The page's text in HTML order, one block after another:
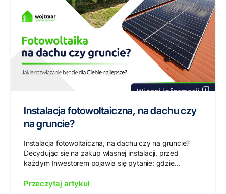
Instalacja fotowoltaiczna, na dachu czy
na gruncie?
Instalacja fotowoltaiczna, na dachu czy na gruncie?
Decydując się na zakup własnej instalacji, przed
każdym Inwestorem pojawia się pytanie: gdzie...
Przeczytaj artykuł